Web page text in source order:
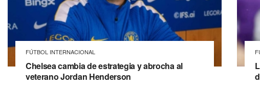
FÚTBOL INTERNACIONAL
Chelsea cambia de estrategia y abrocha al
veterano Jordan Henderson